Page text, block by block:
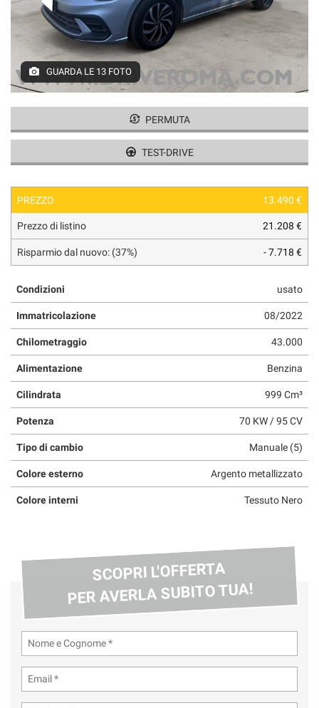
GUARDA LE 13 FOTO
PERMUTA
TEST-DRIVE
PREZZO 13.490 €
Prezzo di listino 21.208 €
Risparmio dal nuovo: (37%) - 7.718 €
Condizioni usato
Immatricolazione 08/2022
Chilometraggio 43.000
Alimentazione Benzina
Cilindrata 999 Cm³
Potenza 70 KW / 95 CV
Tipo di cambio Manuale (5)
Colore esterno Argento metallizzato
Colore interni Tessuto Nero
SCOPRI L'OFFERTA
PER AVERLA SUBITO TUA!
tracciamento
adottiamo
per
offrire
le
funzionalità
e
le
di
descritte.
Per
maggiori
informazioni
sull'utilità
sul
funzionamento
di
questi
strumenti
tracciamento
si
alla
cookie
policy.
Puoi
rivedere
e
modificare
in
qualsiasi
momento.
Cookie necessari